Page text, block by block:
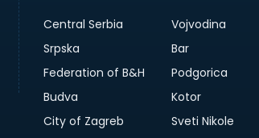
Central Serbia
Vojvodina
Srpska
Bar
Federation of B&H
Podgorica
Budva
Kotor
City of Zagreb
Sveti Nikole